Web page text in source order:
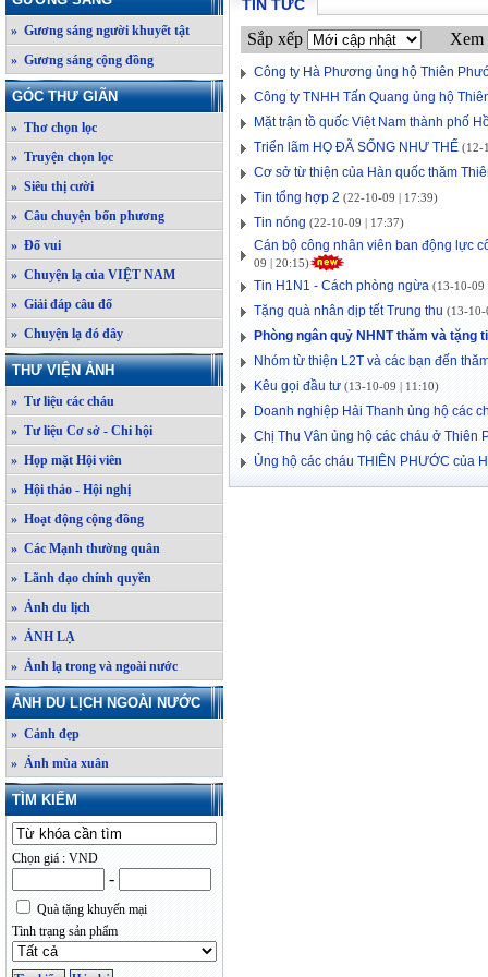
» Gương sáng người khuyết tật
» Gương sáng cộng đồng
GÓC THƯ GIÃN
» Thơ chọn lọc
» Truyện chọn lọc
» Siêu thị cười
» Câu chuyện bốn phương
» Đố vui
» Chuyện lạ của VIỆT NAM
» Giải đáp câu đố
» Chuyện lạ đó đây
THƯ VIỆN ẢNH
» Tư liệu các cháu
» Tư liệu Cơ sở - Chi hội
» Họp mặt Hội viên
» Hội thảo - Hội nghị
» Hoạt động cộng đồng
» Các Mạnh thường quân
» Lãnh đạo chính quyền
» Ảnh du lịch
» ẢNH LẠ
» Ảnh lạ trong và ngoài nước
ẢNH DU LỊCH NGOÀI NƯỚC
» Cảnh đẹp
» Ảnh mùa xuân
TÌM KIẾM
Chọn giá : VND
-
Quà tặng khuyến mại
Tình trạng sản phẩm
TIN TỨC
Sắp xếp Xem
Công ty Hà Phương ủng hộ Thiên
Công ty TNHH Tấn Quang ủng hộ
Mặt trận tồ quốc Việt Nam thành phố
Triển lãm HỌ ĐÃ SỐNG NHƯ THẾ (12-
Cơ sở từ thiện của Hàn quốc thăm
Tin tổng hợp 2 (22-10-09 | 17:39)
Tin nóng (22-10-09 | 17:37)
Cán bộ công nhân viên ban động lực
09 | 20:15)
Tin H1N1 - Cách phòng ngừa (13-10-09
Tặng quà nhân dịp tết Trung thu (13-10-
Phòng ngân quỷ NHNT thăm và tặng
Nhóm từ thiện L2T và các bạn đến
Kêu gọi đầu tư (13-10-09 | 11:10)
Doanh nghiệp Hải Thanh ủng hộ các
Chị Thu Vân ủng hộ các cháu ở Thiên
Ủng hộ các cháu THIÊN PHƯỚC của